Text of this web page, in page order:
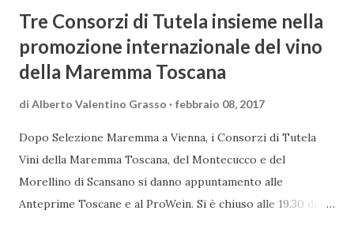
Tre Consorzi di Tutela insieme nella
promozione internazionale del vino
della Maremma Toscana
di Alberto Valentino Grasso febbraio 08, 2017
Dopo Selezione Maremma a Vienna, i Consorzi di Tutela
Vini della Maremma Toscana, del Montecucco e del
Morellino di Scansano si danno appuntamento alle
Anteprime Toscane e al ProWein. Si è chiuso alle 19.30 di